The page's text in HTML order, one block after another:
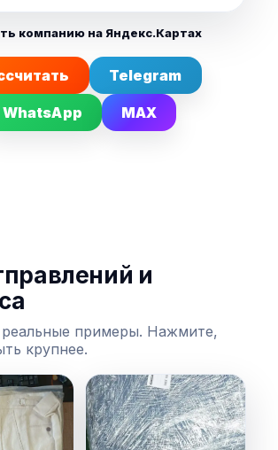
компанию на Яндекс.Картах
Telegram
WhatsApp MAX
и
примеры. Нажмите,
крупнее.